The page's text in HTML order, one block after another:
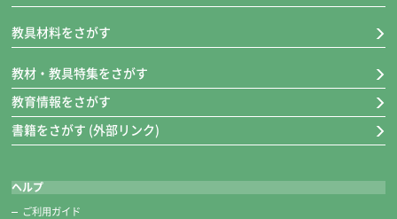
教具材料をさがす
教材・教具特集をさがす
教育情報をさがす
書籍をさがす (外部リンク)
ヘルプ
ご利用ガイド